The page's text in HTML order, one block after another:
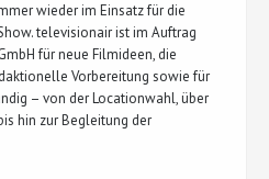
wieder im Einsatz für die
televisionair ist im Auftrag
für neue Filmideen, die
Vorbereitung sowie für
– von der Locationwahl, über
hin zur Begleitung der